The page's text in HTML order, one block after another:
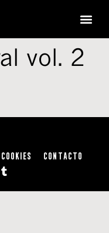
vol. 2
CONTACTO